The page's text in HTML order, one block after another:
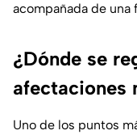
acompañada de una
¿Dónde se
afectaciones
Uno de los puntos